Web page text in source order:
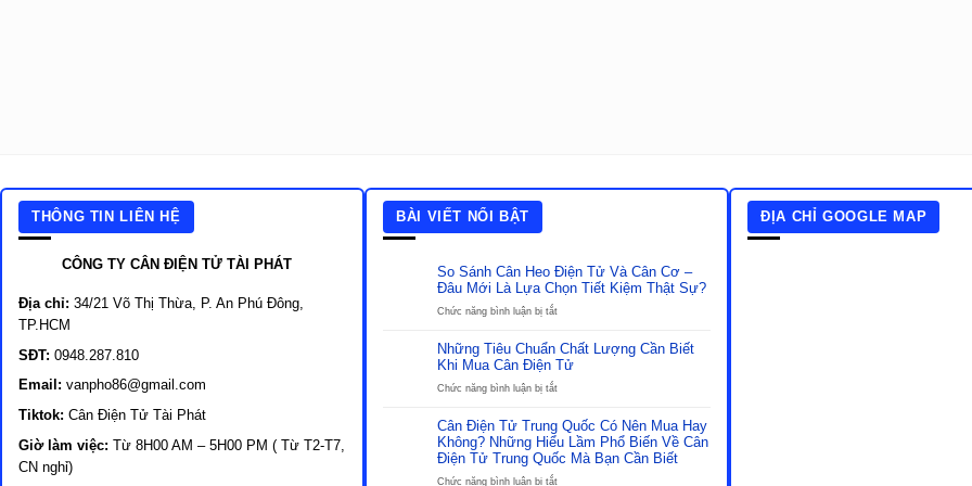
THÔNG TIN LIÊN HỆ
CÔNG TY CÂN ĐIỆN TỬ TÀI PHÁT
Địa chỉ: 34/21 Võ Thị Thừa, P. An Phú Đông,
TP.HCM
SĐT: 0948.287.810
Email: vanpho86@gmail.com
Tiktok: Cân Điện Tử Tài Phát
Giờ làm việc: Từ 8H00 AM – 5H00 PM ( Từ T2-T7,
CN nghỉ)
BÀI VIẾT NỔI BẬT
So Sánh Cân Heo Điện Tử Và Cân Cơ –
Đâu Mới Là Lựa Chọn Tiết Kiệm Thật Sự?
Chức năng bình luận bị tắtở
Cân
Heo
Điện
Cân
Cơ
–
Những Tiêu Chuẩn Chất Lượng Cần Biết
Khi Mua Cân Điện Tử
Chức năng bình luận bị tắtở
Chuẩn
Chất
Lượng
Cần
Cân Điện Tử Trung Quốc Có Nên Mua Hay
Không? Những Hiểu Lầm Phổ Biến Về Cân
Điện Tử Trung Quốc Mà Bạn Cần Biết
Chức năng bình luận bị tắtở
ĐỊA CHỈ GOOGLE MAP